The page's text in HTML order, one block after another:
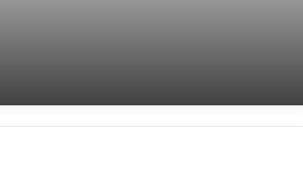
Pipriya रीवा सड़क हादसे में साध्वियों की मौत से शोकाकुल